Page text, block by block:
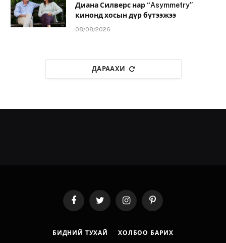
Диана Силверс нар “Asymmetry”
кинонд хосын дүр бүтээжээ
08/08/2026
ДАРААХИ
FacebookTwitter InstagramPinterest
БИДНИЙ ТУХАЙ ХОЛБОО БАРИХ